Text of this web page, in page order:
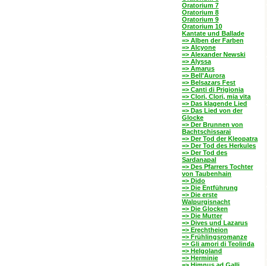
Oratorium 7
Oratorium 8
Oratorium 9
Oratorium 10
Kantate und Ballade
=> Alben der Farben
=> Alcyone
=> Alexander Newski
=> Alyssa
=> Amarus
=> Bell'Aurora
=> Belsazars Fest
=> Canti di Prigionia
=> Clori, Clori, mia vita
=> Das klagende Lied
=> Das Lied von der
Glocke
=> Der Brunnen von
Bachtschissarai
=> Der Tod der Kleopatra
=> Der Tod des Herkules
=> Der Tod des
Sardanapal
=> Des Pfarrers Tochter
von Taubenhain
=> Dido
=> Die Entführung
=> Die erste
Walpurgisnacht
=> Die Glocken
=> Die Mutter
=> Dives und Lazarus
=> Erechtheion
=> Frühlingsromanze
=> Gli amori di Teolinda
=> Helgoland
=> Herminie